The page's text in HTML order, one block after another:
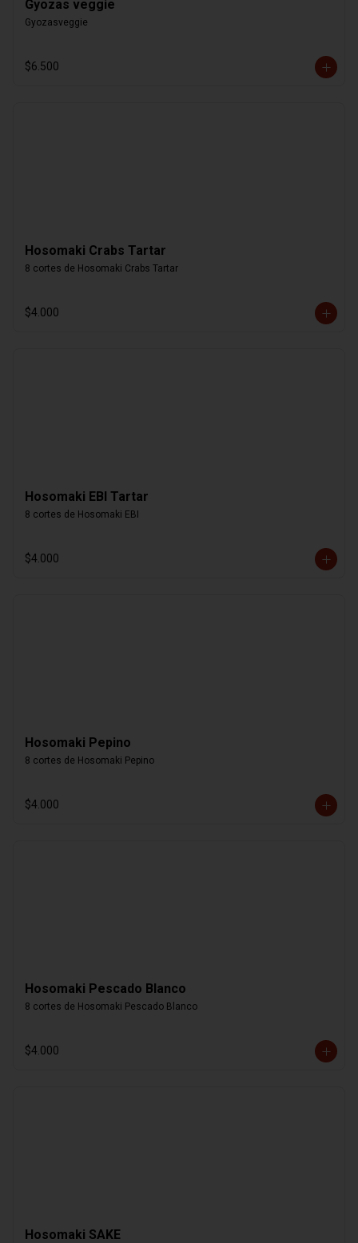
Gyozas veggie
Gyozasveggie
$6.500
Hosomaki Crabs Tartar
8 cortes de Hosomaki Crabs Tartar
$4.000
Hosomaki EBI Tartar
8 cortes de Hosomaki EBI
$4.000
Hosomaki Pepino
8 cortes de Hosomaki Pepino
$4.000
Hosomaki Pescado Blanco
8 cortes de Hosomaki Pescado Blanco
$4.000
Hosomaki SAKE